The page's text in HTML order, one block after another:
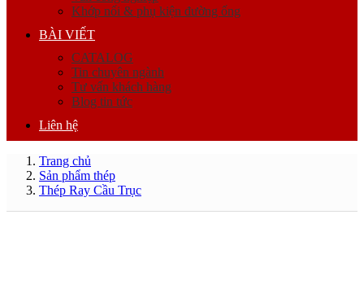
Khớp nối & phụ kiện đường ống
BÀI VIẾT
CATALOG
Tin chuyên ngành
Tư vấn khách hàng
Blog tin tức
Liên hệ
Trang chủ
Sản phẩm thép
Thép Ray Cầu Trục